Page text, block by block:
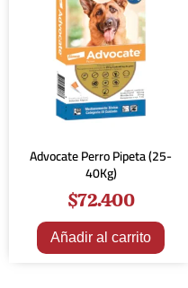
Advocate Perro Pipeta (25-
40Kg)
$72.400
Añadir al carrito